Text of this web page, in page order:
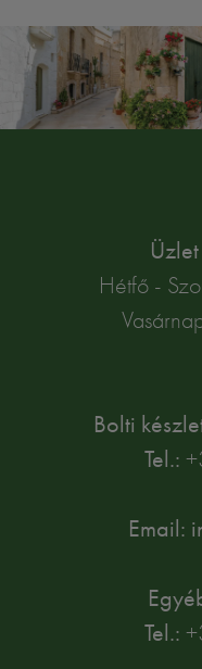
Hétfő -
Bolti
Tel.:
Email:
Tel.: